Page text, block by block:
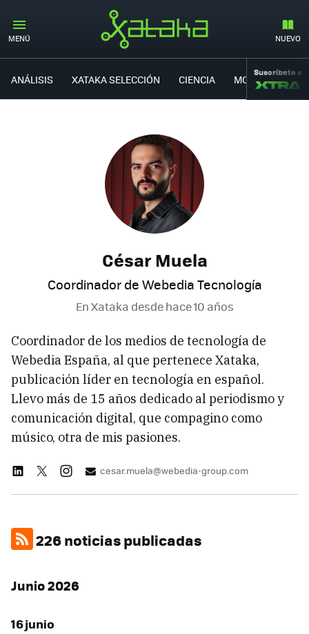
MENÚ NUEVO
ANÁLISIS XATAKA SELECCIÓN CIENCIA MOVILIDAD
Suscríbete a
César Muela
Coordinador de Webedia Tecnología
En Xataka desdehace 10 años
Coordinador de los medios de tecnología de
Webedia España, al que pertenece Xataka,
publicación líder en tecnología en español.
Llevo más de 15 años dedicado al periodismo y
comunicación digital, que compagino como
músico, otra de mis pasiones.
cesar.muela@webedia-group.com
226 noticias publicadas
Junio 2026
16 junio